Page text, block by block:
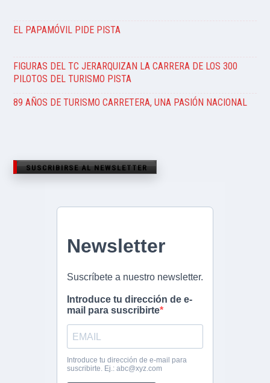
EL PAPAMÓVIL PIDE PISTA
FIGURAS DEL TC JERARQUIZAN LA CARRERA DE LOS 300
PILOTOS DEL TURISMO PISTA
89 AÑOS DE TURISMO CARRETERA, UNA PASIÓN NACIONAL
SUSCRIBIRSE AL NEWSLETTER